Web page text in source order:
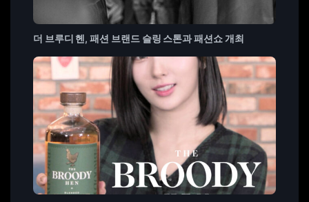
더 브루디 헨, 패션 브랜드 슬링 스톤과 패션쇼 개최